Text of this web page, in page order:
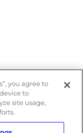
you agree to
to
site usage,